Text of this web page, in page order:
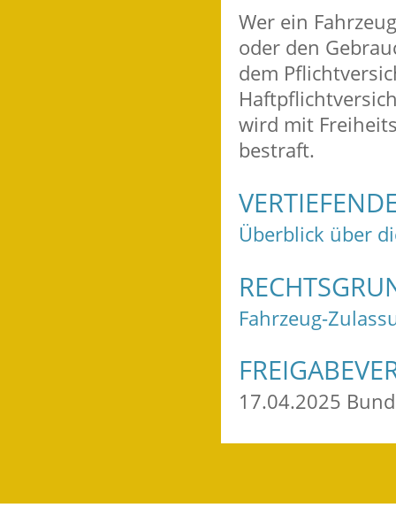
Wer ein
oder den
dem
wird mit
bestraft.
Überblick über
Fahrzeug-
17.04.2025